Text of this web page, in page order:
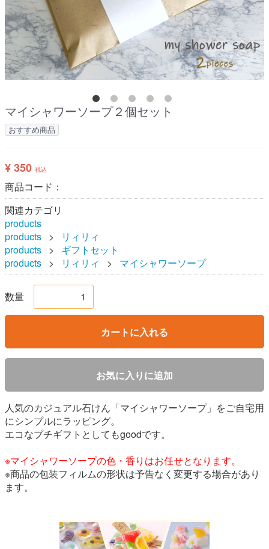
マイシャワーソープ２個セット
おすすめ商品
¥ 350 税込
商品コード：
関連カテゴリ
products
products
リィリィ
products
ギフトセット
products
リィリィ マイシャワーソープ
数量
カートに入れる
お気に入りに追加
人気のカジュアル石けん「マイシャワーソープ」をご自宅用
にシンプルにラッピング。
エコなプチギフトとしてもgoodです。
※マイシャワーソープの色・香りはお任せとなります。
※商品の包装フィルムの形状は予告なく変更する場合があり
ます。